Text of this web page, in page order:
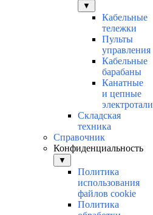
▼
Кабельные
тележки
Пульты
управления
Кабельные
барабаны
Канатные
и цепные
электротали
Складская
техника
Справочник
Конфиденциальность
▼
Политика
использования
файлов cookie
Политика